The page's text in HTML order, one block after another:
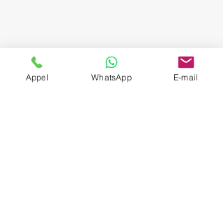
Appel WhatsApp E-mail